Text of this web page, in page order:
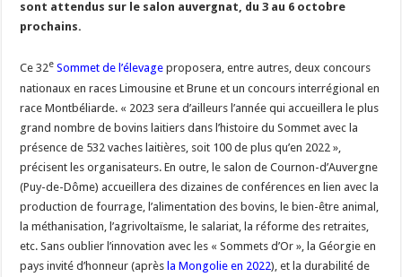
Un été fructueux pour Lactalis
sont attendus sur le salon auvergnat, du 3 au 6 octobre
prochains.
Ce 32e Sommet de l’élevage proposera, entre autres, deux concours
nationaux en races Limousine et Brune et un concours interrégional en
race Montbéliarde. « 2023 sera d’ailleurs l’année qui accueillera le plus
grand nombre de bovins laitiers dans l’histoire du Sommet avec la
présence de 532 vaches laitières, soit 100 de plus qu’en 2022 »,
précisent les organisateurs. En outre, le salon de Cournon-d’Auvergne
(Puy-de-Dôme) accueillera des dizaines de conférences en lien avec la
production de fourrage, l’alimentation des bovins, le bien-être animal,
la méthanisation, l’agrivoltaïsme, le salariat, la réforme des retraites,
etc. Sans oublier l’innovation avec les « Sommets d’Or », la Géorgie en
pays invité d’honneur (aprèsla Mongolie en 2022), et la durabilité de